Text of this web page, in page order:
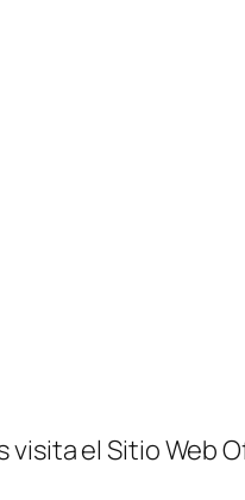
el Sitio Web